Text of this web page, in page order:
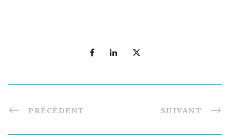
PRÉCÉDENT SUIVANT